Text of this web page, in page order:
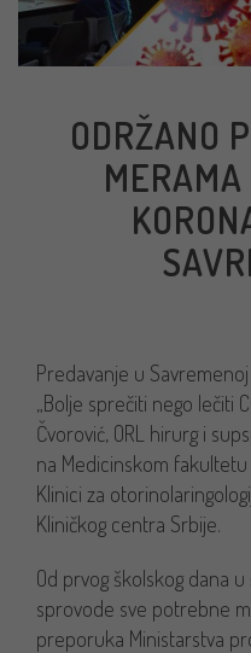
ODRŽANO
Predavanje u
„Bolje sprečiti nego lečiti
Čvorović, ORL hirurg i
na Medicinskom
Klinici za
Kliničkog centra Srbije.
Od prvog školskog dana
sprovode sve potrebne
preporuka Ministarstva